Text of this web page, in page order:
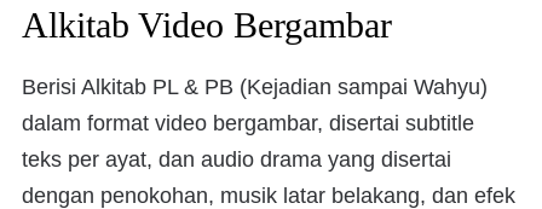
Alkitab Video Bergambar
Berisi Alkitab PL & PB (Kejadian sampai Wahyu)
dalam format video bergambar, disertai subtitle
teks per ayat, dan audio drama yang disertai
dengan penokohan, musik latar belakang, dan efek